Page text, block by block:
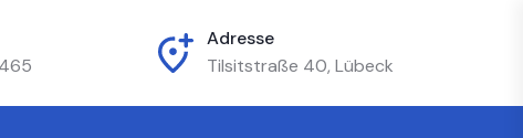
Adresse
Tilsitstraße 40, Lübeck